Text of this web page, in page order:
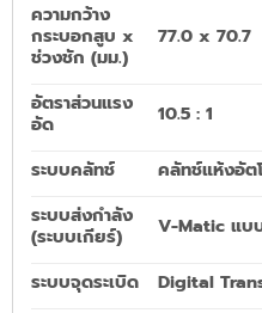
ความกว้าง
กระบอกสูบ x
ช่วงชัก (มม.)
77.0 x 70.7
อัตราส่วนแรง
อัด
10.5 : 1
ระบบคลัทช์
คลัทช์แห้งอัต
ระบบส่งกำลัง
(ระบบเกียร์)
V-Matic แบ
ระบบจุดระเบิด
Digital